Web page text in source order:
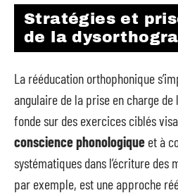
Stratégies et
de la
La rééducation orthophonique
angulaire de la prise en charge
fonde sur des exercices ciblés
conscience phonologique et à
systématiques dans l’écriture des
par exemple, est une approche